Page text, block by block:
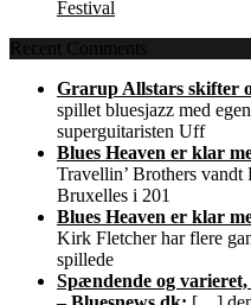
Festival
Recent Comments
Grarup Allstars skifter
spillet bluesjazz med
superguitaristen Uff
Blues Heaven er klar
Travellin’ Brothers vandt
Bruxelles i 201
Blues Heaven er klar
Kirk Fletcher har flere
spillede
Spændende og